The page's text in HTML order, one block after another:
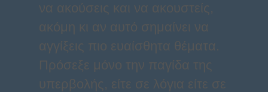
να ακούσεις και να ακουστείς,
ακόμη κι αν αυτό σημαίνει να
αγγίξεις πιο ευαίσθητα θέματα.
Πρόσεξε μόνο την παγίδα της
υπερβολής, είτε σε λόγια είτε σε